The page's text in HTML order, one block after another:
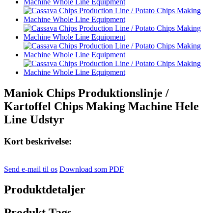
Maniok Chips Produktionslinje /
Kartoffel Chips Making Machine Hele
Line Udstyr
Kort beskrivelse:
Send e-mail til os Download som PDF
Produktdetaljer